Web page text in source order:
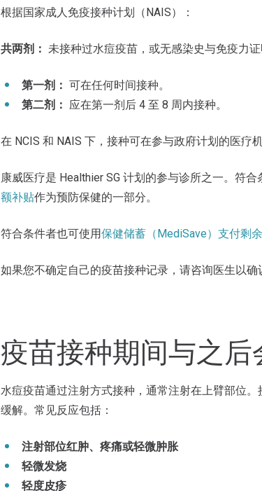
根据国家成人免疫接种计划（NAIS）：
共两剂： 未接种过水痘疫苗，或无感染史与免疫力
第一剂： 可在任何时间接种。
第二剂： 应在第一剂后 4 至 8 周内接种。
在 NCIS 和 NAIS 下，接种可在参与政府计划的医疗
康威医疗是 Healthier SG 计划的参与诊所之一。符
额补贴作为预防保健的一部分。
符合条件者也可使用保健储蓄（MediSave）支付剩
如果您不确定自己的疫苗接种记录，请咨询医生以确
疫苗接种期间与之后
水痘疫苗通过注射方式接种，通常注射在上臂部位
缓解。常见反应包括：
注射部位红肿、疼痛或轻微肿胀
轻微发烧
轻度皮疹